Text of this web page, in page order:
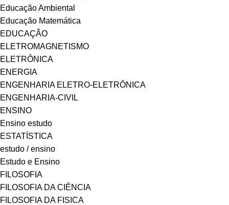
Educação Ambiental
Educação Matemática
EDUCAÇÃO
ELETROMAGNETISMO
ELETRÔNICA
ENERGIA
ENGENHARIA ELETRO-ELETRÔNICA
ENGENHARIA-CIVIL
ENSINO
Ensino estudo
ESTATÍSTICA
estudo / ensino
Estudo e Ensino
FILOSOFIA
FILOSOFIA DA CIÊNCIA
FILOSOFIA DA FISICA